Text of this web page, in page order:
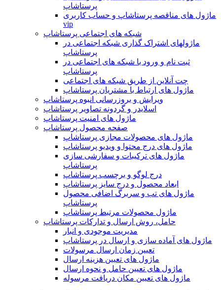
پرستاشاپ
ماژول های مناقصه پرستاشاپ و حساب کاربری
vip
شبکه های اجتماعی پرستاشاپ
ماژولهای اشتراک‌ گذاری شبکه اجتماعی در
پرستاشاپ
ثبت نام و ورود با شبکه های اجتماعی در
پرستاشاپ
چت آنلاین از طریق شبکه های اجتماعی
ماژول های ارتباط با مشتریان پرستاشاپ
ویرایش و بروزرسانی انبوه پرستاشاپ
اسلایدر و گردونه تصاویر پرستاشاپ
ماژول های امنیت پرستاشاپ
صفحه محصول پرستاشاپ
ماژول های محصولات مجازی پرستاشاپ
ماژول های درج محتوا و ویدیو پرستاشاپ
ماژول های ترکیبات و سفارشی سازی
پرستاشاپ
درج لوگو و برچسب پرستاشاپ
ابعاد محصول و درج سایز پرستاشاپ
ماژول های تب و سربرگ اضافی محصول
پرستاشاپ
ماژول محصولات مرتبط پرستاشاپ
حامل، روش ارسال و تدارکات پرستاشاپ
مدیریت موجودی و انبار
ماژول های آماده سازی و ارسال در پرستاشاپ
تعیین زمان ارسال مرسولات
ماژول های تعیین هزینه ارسال
ماژول های تعیین حامل و نحوه ارسال
ماژول های تعیین مکان دریافت مرسوله